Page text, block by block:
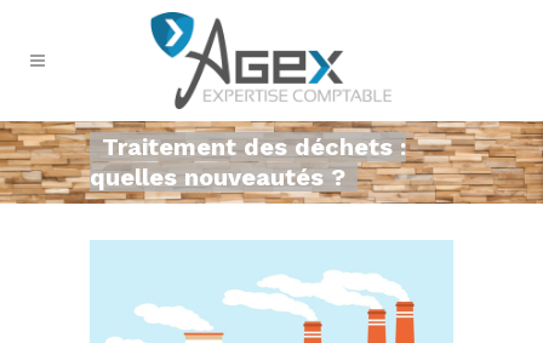
Traitement des déchets :
quelles nouveautés ?